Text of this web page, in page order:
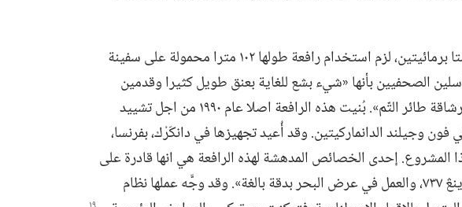
وبما ان هاتين «النملتين» ليستا برمائيتين،‏ لزم استخدام رافعة طولها ١٠٢ مترا محمولة على سفينة
الصحفيين بأنها «شيء بشع للغاية بعنق طويل كثيرا وقدمين
كبيرتين جدا»،‏ لكنها تتمتع «برشاقة طائر التّم».‏ بُنيت هذه الرافعة اصلا عام ١٩٩٠ من اجل تشييد
وجيلند الدانماركيتين.‏ وقد أُعيد تجهيزها في دانكَرْك،‏ بفرنسا،‏
إحدى الخصائص المدهشة لهذه الرافعة هي انها قادرة على
«حمل ما يساوي ٣٠ طائرة بوينڠ ٧٣٧،‏ والعمل في عرض البحر بدقة بالغة».‏ وقد وجَّه عملها نظام